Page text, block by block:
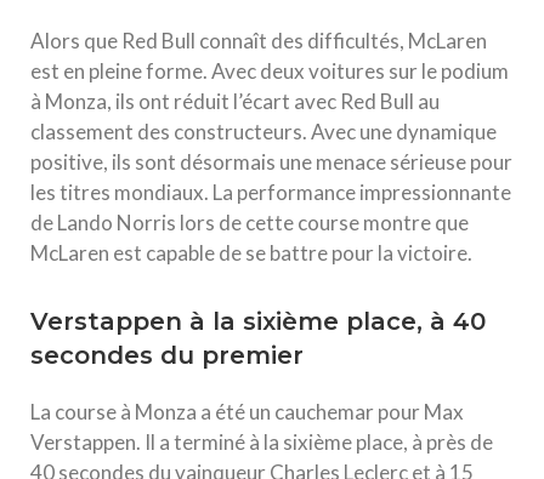
Alors que Red Bull connaît des difficultés, McLaren
est en pleine forme. Avec deux voitures sur le podium
à Monza, ils ont réduit l’écart avec Red Bull au
classement des constructeurs. Avec une dynamique
positive, ils sont désormais une menace sérieuse pour
les titres mondiaux. La performance impressionnante
de Lando Norris lors de cette course montre que
McLaren est capable de se battre pour la victoire.
Verstappen à la sixième place, à 40
secondes du premier
La course à Monza a été un cauchemar pour Max
Verstappen. Il a terminé à la sixième place, à près de
40 secondes du vainqueur Charles Leclerc et à 15